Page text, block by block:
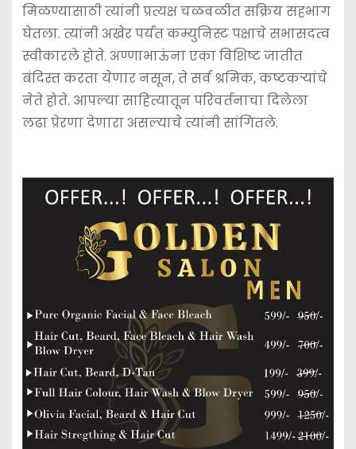
मिळण्यासाठी त्यांनी प्रत्यक्ष चळवळीत सक्रिय सहभाग
घेतला. त्यांनी अखेर पर्यंत कम्युनिस्ट पक्षाचे सभासदत्व
स्वीकारले होते. अण्णाभाऊंना एका विशिष्ट जातीत
बंदिस्त करता येणार नसून, ते सर्व श्रमिक, कष्टकर्‍यांचे
नेते होते. आपल्या साहित्यातून परिवर्तनाचा दिलेला
लढा प्रेरणा देणारा असल्याचे त्यांनी सांगितले.